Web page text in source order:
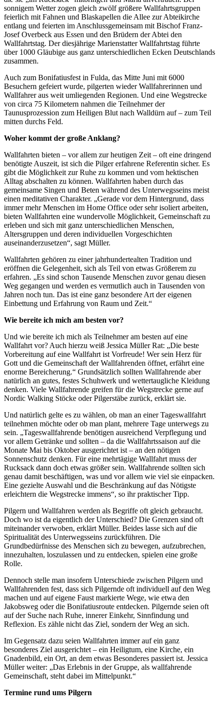
sonnigem Wetter zogen gleich zwölf größere Wallfahrtsgruppen
feierlich mit Fahnen und Blaskapellen die Allee zur Abteikirche
entlang und feierten im Anschlussgemeinsam mit Bischof Franz-
Josef Overbeck aus Essen und den Brüdern der Abtei den
Wallfahrtstag. Der diesjährige Marienstatter Wallfahrtstag führte
über 1000 Gläubige aus ganz unterschiedlichen Ecken Deutschlands
zusammen.
Auch zum Bonifatiusfest in Fulda, das Mitte Juni mit 6000
Besuchern gefeiert wurde, pilgerten wieder Wallfahrerinnen und
Wallfahrer aus weit umliegenden Regionen. Und eine Wegstrecke
von circa 75 Kilometern nahmen die Teilnehmer der
Taunusprozession zum Heiligen Blut nach Walldürn auf – zum Teil
mitten durchs Feld.
Woher kommt der große Anklang?
Wallfahrten bieten – vor allem zur heutigen Zeit – oft eine dringend
benötigte Auszeit, ist sich die Pilger erfahrene Referentin sicher. Es
gibt die Möglichkeit zur Ruhe zu kommen und vom hektischen
Alltag abschalten zu können. Wallfahrten haben durch das
gemeinsame Singen und Beten während des Unterwegsseins meist
einen meditativen Charakter. „Gerade vor dem Hintergrund, dass
immer mehr Menschen im Home Office oder sehr isoliert arbeiten,
bieten Wallfahrten eine wundervolle Möglichkeit, Gemeinschaft zu
erleben und sich mit ganz unterschiedlichen Menschen,
Altersgruppen und deren individuellen Vorgeschichten
auseinanderzusetzen“, sagt Müller.
Wallfahrten gehören zu einer jahrhundertealten Tradition und
eröffnen die Gelegenheit, sich als Teil von etwas Größerem zu
erfahren. „Es sind schon Tausende Menschen zuvor genau diesen
Weg gegangen und werden es vermutlich auch in Tausenden von
Jahren noch tun. Das ist eine ganz besondere Art der eigenen
Einbettung und Erfahrung von Raum und Zeit.“
Wie bereite ich mich am besten vor?
Und wie bereite ich mich als Teilnehmer am besten auf eine
Wallfahrt vor? Auch hierzu weiß Jessica Müller Rat: „Die beste
Vorbereitung auf eine Wallfahrt ist Vorfreude! Wer sein Herz für
Gott und die Gemeinschaft der Wallfahrenden öffnet, erfährt eine
enorme Bereicherung.“ Grundsätzlich sollten Wallfahrende aber
natürlich an gutes, festes Schuhwerk und wettertaugliche Kleidung
denken. Viele Wallfahrende greifen für die Wegstrecke gerne auf
Nordic Walking Stöcke oder Pilgerstäbe zurück, erklärt sie.
Und natürlich gelte es zu wählen, ob man an einer Tageswallfahrt
teilnehmen möchte oder ob man plant, mehrere Tage unterwegs zu
sein. „Tageswallfahrende benötigen ausreichend Verpflegung und
vor allem Getränke und sollten – da die Wallfahrtssaison auf die
Monate Mai bis Oktober ausgerichtet ist – an den nötigen
Sonnenschutz denken. Für eine mehrtägige Wallfahrt muss der
Rucksack dann doch etwas größer sein. Wallfahrende sollten sich
genau damit beschäftigen, was und vor allem wie viel sie einpacken.
Eine gezielte Auswahl und die Beschränkung auf das Nötigste
erleichtern die Wegstrecke immens“, so ihr praktischer Tipp.
Pilgern und Wallfahren werden als Begriffe oft gleich gebraucht.
Doch wo ist da eigentlich der Unterschied? Die Grenzen sind oft
miteinander verwoben, erklärt Müller. Beides lasse sich auf die
Spiritualität des Unterwegsseins zurückführen. Die
Grundbedürfnisse des Menschen sich zu bewegen, aufzubrechen,
innezuhalten, loszulassen und zu entdecken, spielen eine große
Rolle.
Dennoch stelle man insofern Unterschiede zwischen Pilgern und
Wallfahrenden fest, dass sich Pilgernde oft individuell auf den Weg
machen und auf eigene Faust markierte Wege, wie etwa den
Jakobsweg oder die Bonifatiusroute entdecken. Pilgernde seien oft
auf der Suche nach Ruhe, innerer Einkehr, Sinnfindung und
Reflexion. Es zähle nicht das Ziel, sondern der Weg an sich.
Im Gegensatz dazu seien Wallfahrten immer auf ein ganz
besonderes Ziel ausgerichtet – ein Heiligtum, eine Kirche, ein
Gnadenbild, ein Ort, an dem etwas Besonderes passiert ist. Jessica
Müller weiter: „Das Erlebnis in der Gruppe, als wallfahrende
Gemeinschaft, steht dabei im Mittelpunkt.“
Termine rund ums Pilgern